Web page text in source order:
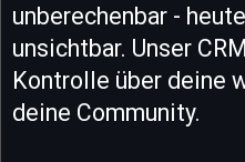
unberechenbar -
unsichtbar. Unser
Kontrolle über deine
deine Community.